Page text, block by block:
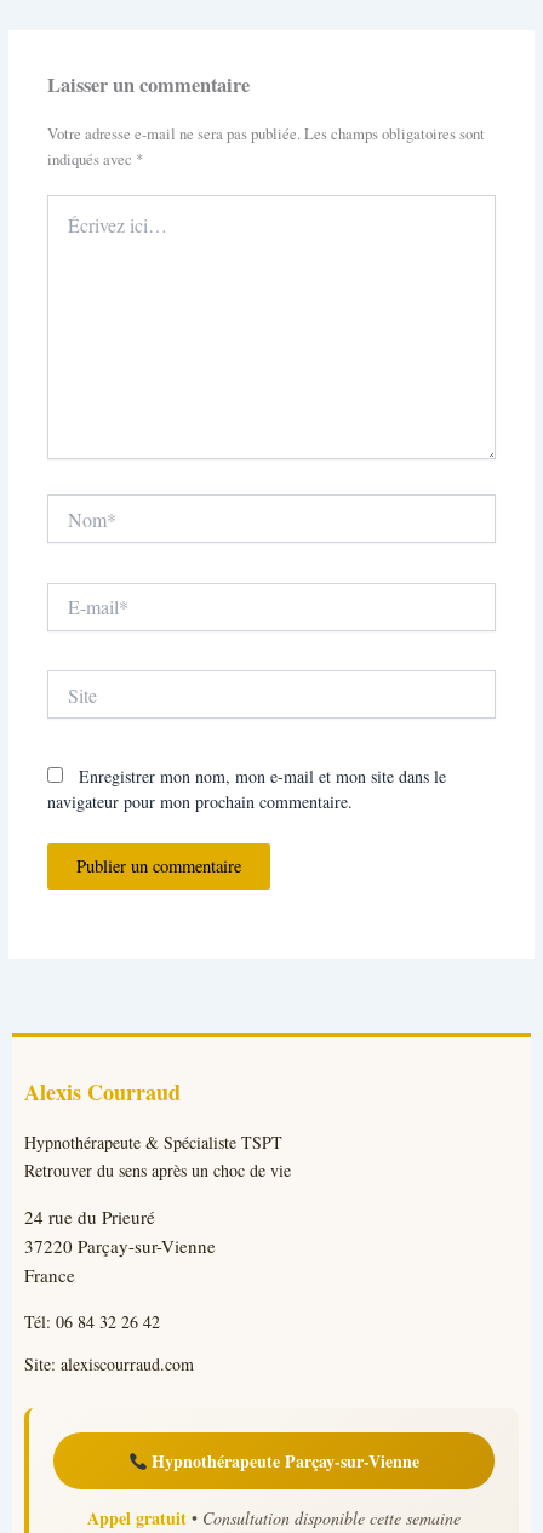
Laisser un commentaire
Votre adresse e-mail ne sera pas publiée. Les champs obligatoires sont
indiqués avec *
ici…
mail*
Enregistrer mon nom, mon e-mail et mon site dans le
navigateur pour mon prochain commentaire.
Alexis Courraud
Hypnothérapeute & Spécialiste TSPT
Retrouver du sens après un choc de vie
24 rue du Prieuré
37220 Parçay-sur-Vienne
France
Tél: 06 84 32 26 42
Site: alexiscourraud.com
Hypnothérapeute Parçay-sur-Vienne
Appel gratuit • Consultation disponible cette semaine